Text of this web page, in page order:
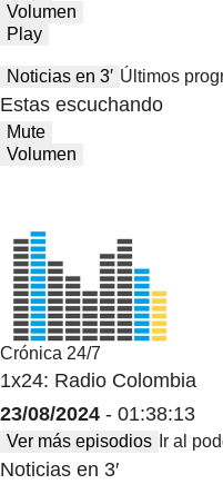
Volumen
Play
Noticias en 3′ Últimos
Estas escuchando
Mute
Volumen
Crónica 24/7
1x24: Radio Colombia
23/08/2024 - 01:38:13
Ver más episodios Ir al
Noticias en 3′